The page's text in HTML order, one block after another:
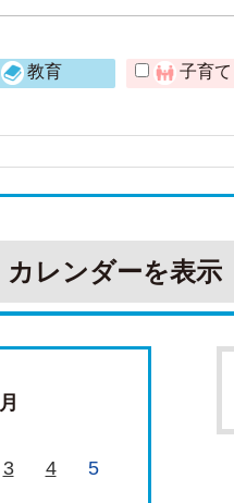
教育 子育て
カレンダーを表示
月
3 4 5